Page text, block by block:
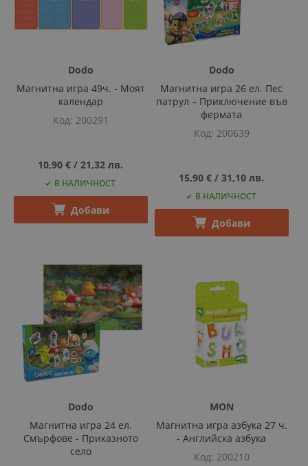
Dodo
Магнитна игра 49ч. - Моят
календар
Код 200291
10,90 € ‎/‎ 21,32 лв.
В НАЛИЧНОСТ
Добави
Dodo
Магнитна игра 26 ел. Пес
патрул – Приключение във
фермата
Код 200639
15,90 € ‎/‎ 31,10 лв.
В НАЛИЧНОСТ
Добави
Dodo
Магнитна игра 24 ел.
Смърфове - Приказното
село
MON
Магнитна игра азбука 27 ч.
- Английска азбука
Код 200210